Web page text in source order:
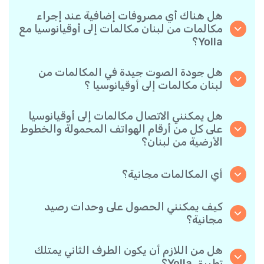
هل هناك أي مصروفات إضافية عند إجراء
مكالمات من لبنان مكالمات إلى أوقيانوسيا مع
Yolla؟
ببساطته، ما يضمن أنك لن تدفع إلا مقابل الوقت الذي
تحدثته فعليًا. لدون رسوم مخفية أو اشتراك شهري
إجباري أو رسوم إعداد.
هل جودة الصوت جيدة في المكالمات من
لبنان مكالمات إلى أوقيانوسيا ؟
مما يجعلها تبدو وكأنك تتحدث مع شخص في الجانب
الآخر من المدينة — حتى لو كان في الطرف الآخر من
العالم.
هل يمكنني الاتصال مكالمات إلى أوقيانوسيا
على كل من أرقام الهواتف المحمولة والخطوط
الأرضية من لبنان؟
محمولة، وحتى القديمة- لذا أنت حر في الاتصال بأي
شخص مكالمات إلى أوقيانوسيا.
أي المكالمات مجانية؟
تمامًا طالما كان كلاهما يجريها عبر التطبيق وباتصال
الإنترنت.
كيف يمكنني الحصول على وحدات رصيد
مجانية؟
أحدهم بتثبيت التطبيق باستخدام رابطك الشخصي
وينفذ أول عملية دفع، سيحصل كلاكما على مكافأة
هل من اللازم أن يكون الطرف الثاني يمتلك